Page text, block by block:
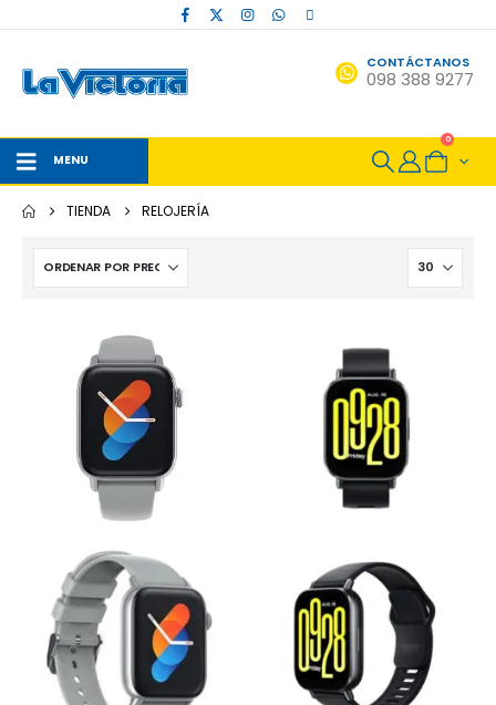
CONTÁCTANOS
098 388 9277
MENU
0
TIENDA RELOJERÍA